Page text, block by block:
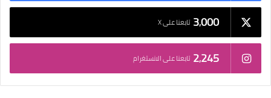
3٬000 تابعنا على X
2٬245 تابعنا على الانستغرام